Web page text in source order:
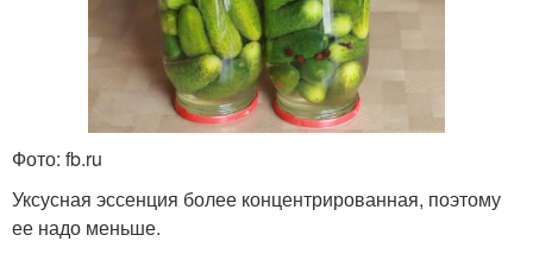
Фото: fb.ru
Уксусная эссенция более концентрированная, поэтому
ее надо меньше.